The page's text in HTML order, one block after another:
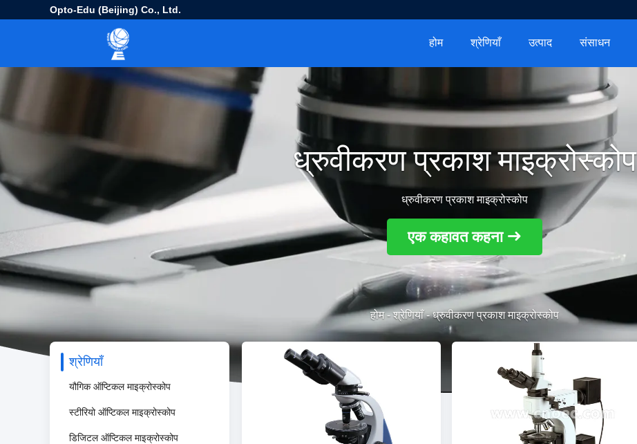
Opto-Edu (Beijing) Co., Ltd.
होम श्रेणियाँ उत्पाद संसाधन
ध्रुवीकरण प्रकाश माइक्रोस्कोप
ध्रुवीकरण प्रकाश माइक्रोस्कोप
एक कहावत कहना
होम- श्रेणियाँ-ध्रुवीकरण प्रकाश माइक्रोस्कोप
श्रेणियाँ
यौगिक ऑप्टिकल माइक्रोस्कोप
स्टीरियो ऑप्टिकल माइक्रोस्कोप
डिजिटल ऑप्टिकल माइक्रोस्कोप